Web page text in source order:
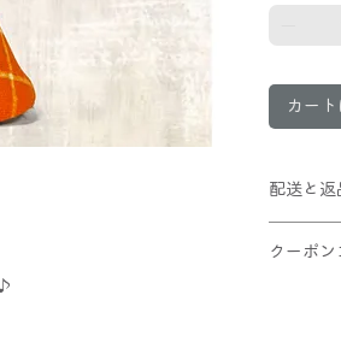
カート
配送と返
クーポ